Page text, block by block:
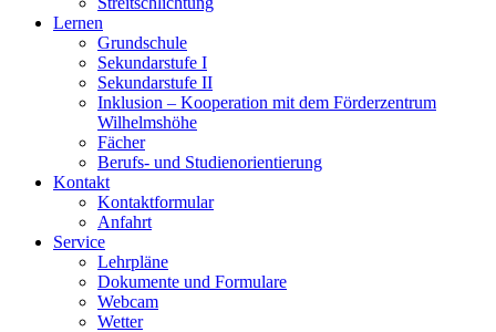
Lernen
Grundschule
Sekundarstufe I
Sekundarstufe II
Inklusion – Kooperation mit dem Förderzentrum
Wilhelmshöhe
Fächer
Berufs- und Studienorientierung
Kontakt
Kontaktformular
Anfahrt
Service
Lehrpläne
Dokumente und Formulare
Webcam
Wetter